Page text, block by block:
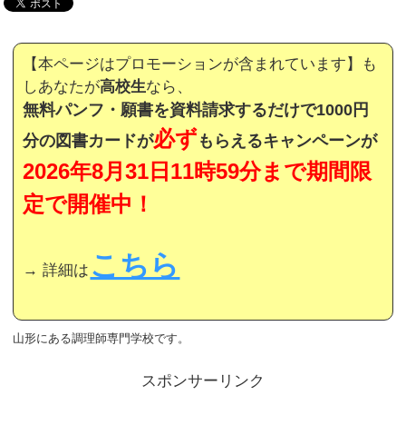
【本ページはプロモーションが含まれています】も
しあなたが高校生なら、
無料パンフ・願書を資料請求するだけで1000円
分の図書カードが必ずもらえるキャンペーンが
2026年8月31日11時59分まで期間限
定で開催中！
→ 詳細は こちら
山形にある調理師専門学校です。
スポンサーリンク